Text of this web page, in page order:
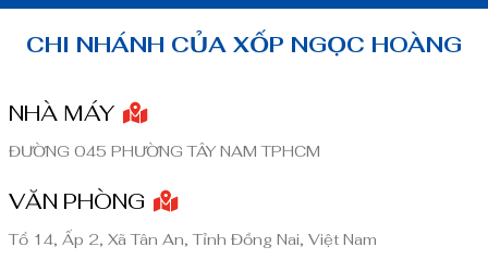
CHI NHÁNH CỦA XỐP NGỌC HOÀNG
NHÀ MÁY
ĐƯỜNG 045 PHƯỜNG TÂY NAM TPHCM
VĂN PHÒNG
Tổ 14, Ấp 2, Xã Tân An, Tỉnh Đồng Nai, Việt Nam